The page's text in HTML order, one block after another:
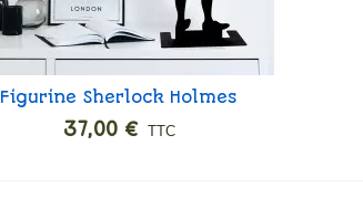
Ajouter
Figurine Sherlock Holmes
37,00 € TTC